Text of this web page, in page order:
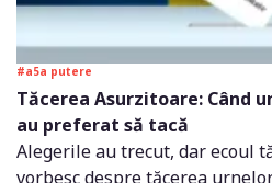
#a5a putere
Tăcerea Asurzitoare: Când
au preferat să tacă
Alegerile au trecut, dar ecoul
vorbesc despre tăcerea